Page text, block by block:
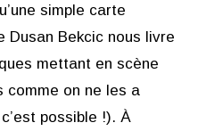
simple carte
Dusan Bekcic nous livre
mettant en scène
comme on ne les a
possible !). À